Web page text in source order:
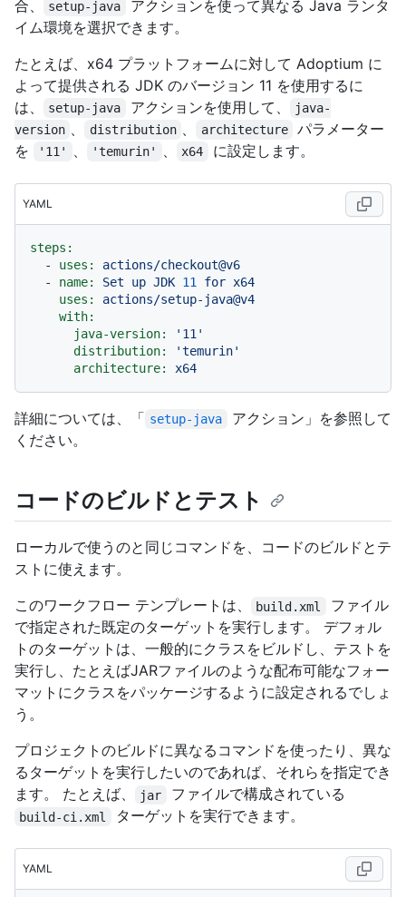
合、
setup-java
アクションを使って異なる Java ランタ
イム環境を選択できます。
たとえば、x64 プラットフォームに対して Adoptium に
よって提供される JDK のバージョン 11 を使用するに
は、
setup-java アクションを使用して、
java-
version 、 distribution 、 architecture
パラメーター
を
'11' 、 'temurin' 、 x64 に設定します。
YAML
steps:
-
uses:
actions/checkout@v6
-
name: Set up JDK 11 for x64
uses:
actions/setup-java@v4
with:
java-version:
'11'
distribution:
'temurin'
architecture:
x64
詳細については、「 setup-java
アクション」を参照して
ください。
コードのビルドとテスト
ローカルで使うのと同じコマンドを、コードのビルドとテ
ストに使えます。
このワークフロー テンプレートは、
build.xml
ファイル
で指定された既定のターゲットを実行します。 デフォル
トのターゲットは、一般的にクラスをビルドし、テストを
実行し、たとえばJARファイルのような配布可能なフォー
マットにクラスをパッケージするように設定されるでしょ
う。
プロジェクトのビルドに異なるコマンドを使ったり、異な
るターゲットを実行したいのであれば、それらを指定でき
ます。 たとえば、
jar ファイルで構成されている
build-ci.xml ターゲットを実行できます。
YAML